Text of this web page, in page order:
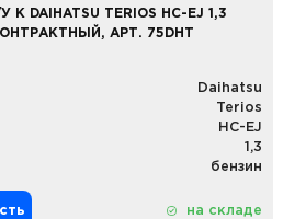
DAIHATSU TERIOS HC-EJ 1,3
АРТ. 75DHT
Daihatsu
Terios
HC-EJ
1,3
бензин
на складе